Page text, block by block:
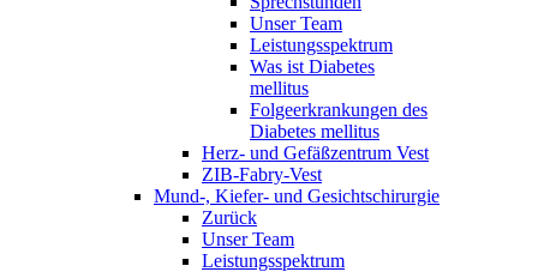
Unser Team
Leistungsspektrum
Was ist Diabetes
mellitus
Folgeerkrankungen des
Diabetes mellitus
Herz- und Gefäßzentrum Vest
ZIB-Fabry-Vest
Mund-, Kiefer- und Gesichtschirurgie
Zurück
Unser Team
Leistungsspektrum